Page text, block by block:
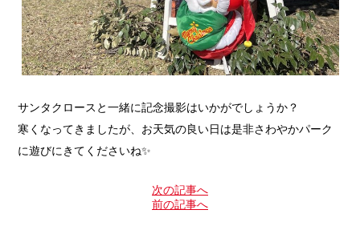
サンタクロースと一緒に記念撮影はいかがでしょうか？
寒くなってきましたが、お天気の良い日は是非さわやかパーク
に遊びにきてくださいね✨
次の記事へ
前の記事へ